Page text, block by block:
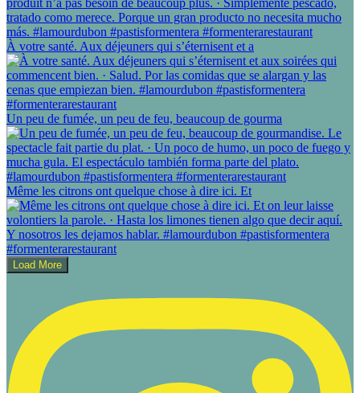
À votre santé. Aux déjeuners qui s’éternisent et a
Un peu de fumée, un peu de feu, beaucoup de gourma
Même les citrons ont quelque chose à dire ici. Et
Load More